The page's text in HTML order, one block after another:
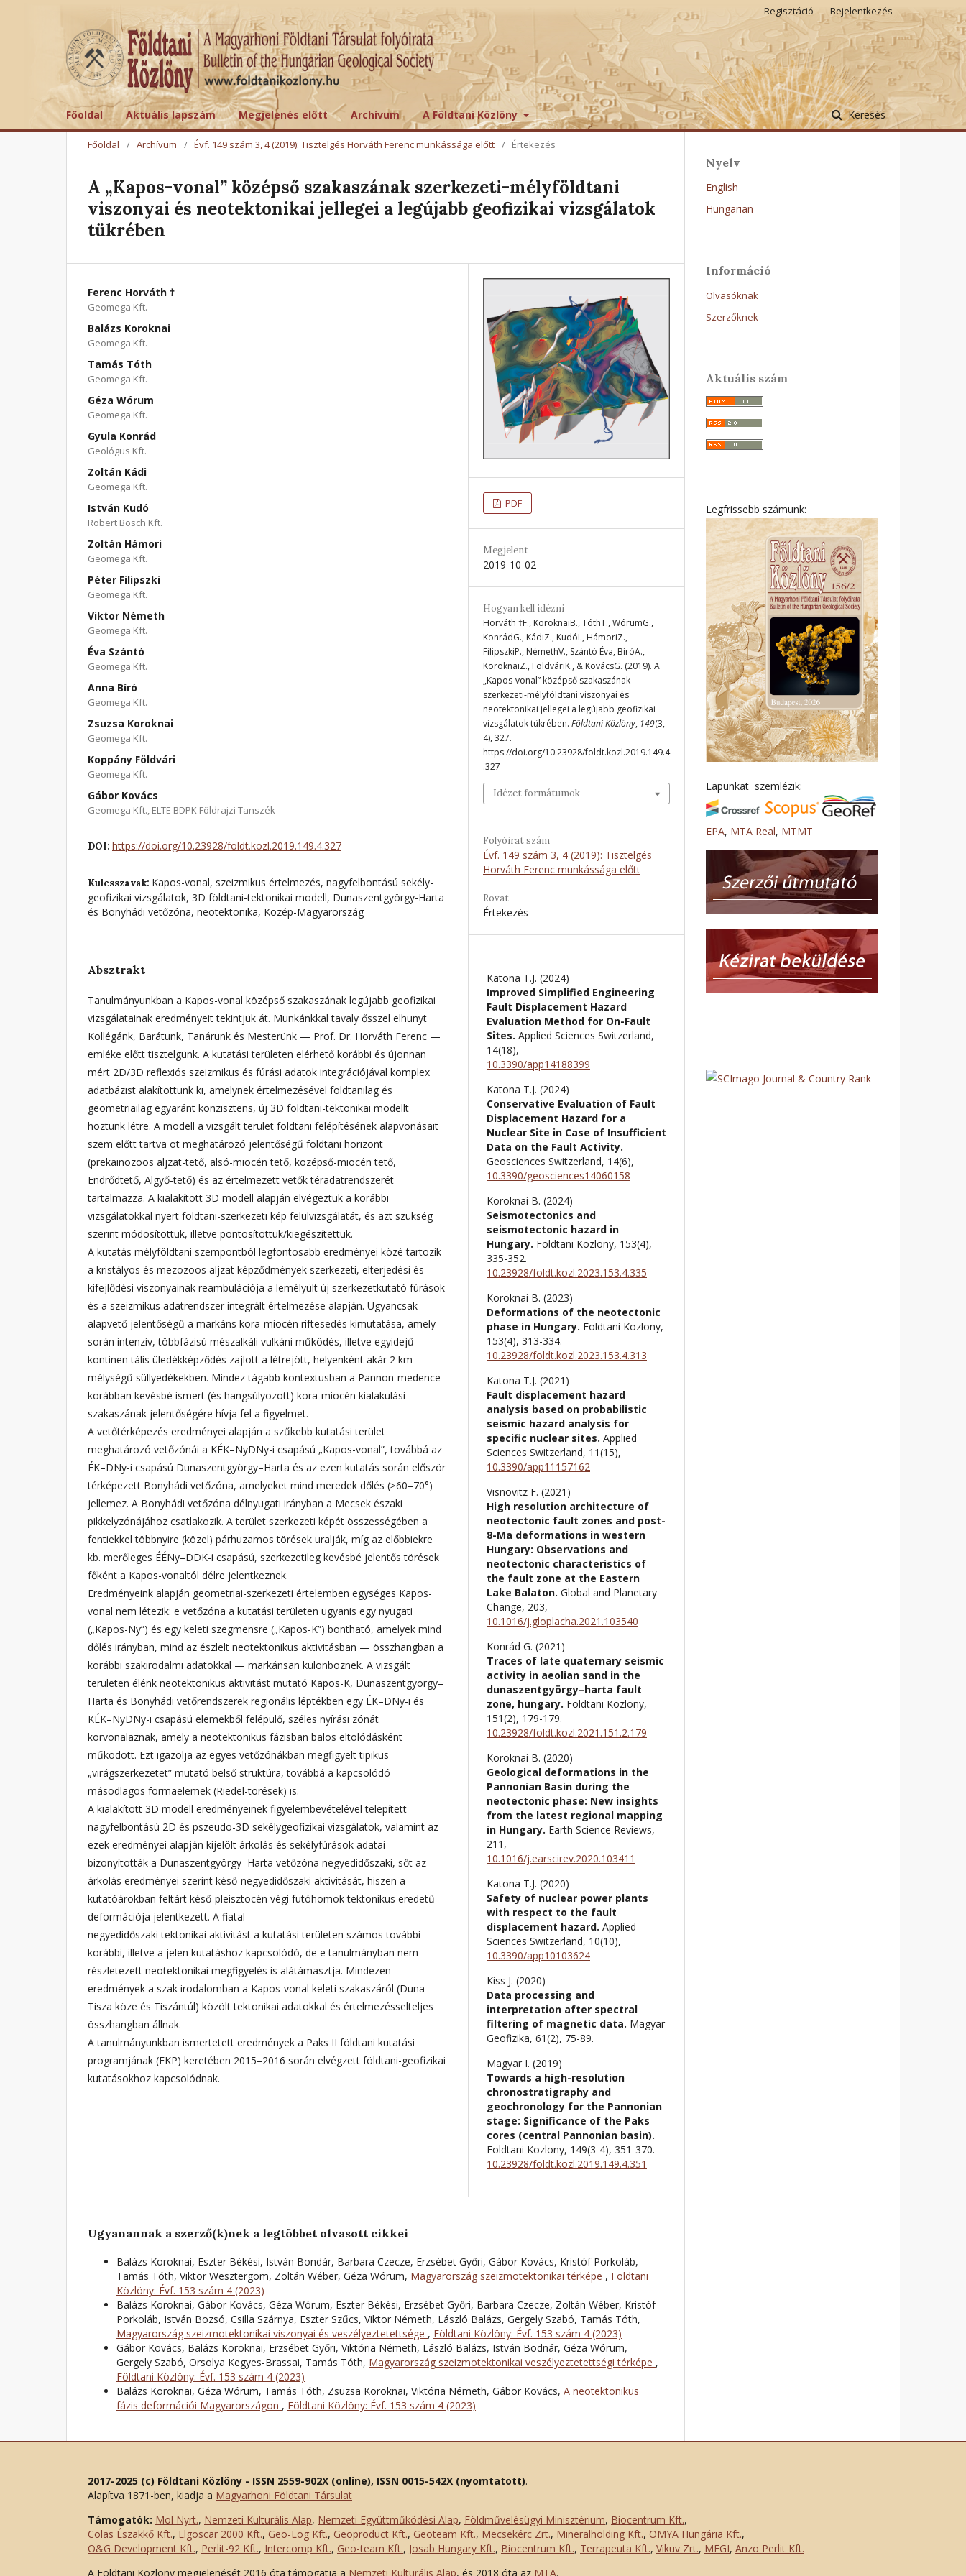
Főoldal Aktuális lapszám Megjelenés előtt Archívum A Földtani Közlöny Keresés
Regisztáció Bejelentkezés
Főoldal / Archívum / Évf. 149 szám 3, 4 (2019): Tisztelgés Horváth Ferenc munkássága előtt / Értekezés
A „Kapos-vonal” középső szakaszának szerkezeti-mélyföldtani
viszonyai és neotektonikai jellegei a legújabb geofizikai vizsgálatok
tükrében
Ferenc Horváth †
Geomega Kft.
Balázs Koroknai
Geomega Kft.
Tamás Tóth
Geomega Kft.
Géza Wórum
Geomega Kft.
Gyula Konrád
Geológus Kft.
Zoltán Kádi
Geomega Kft.
István Kudó
Robert Bosch Kft.
Zoltán Hámori
Geomega Kft.
Péter Filipszki
Geomega Kft.
Viktor Németh
Geomega Kft.
Éva Szántó
Geomega Kft.
Anna Bíró
Geomega Kft.
Zsuzsa Koroknai
Geomega Kft.
Koppány Földvári
Geomega Kft.
Gábor Kovács
Geomega Kft., ELTE BDPK Földrajzi Tanszék
DOI: https://doi.org/10.23928/foldt.kozl.2019.149.4.327
Kulcsszavak: Kapos-vonal, szeizmikus értelmezés, nagyfelbontású sekély-
geofizikai vizsgálatok, 3D földtani-tektonikai modell, Dunaszentgyörgy-Harta
és Bonyhádi vetőzóna, neotektonika, Közép-Magyarország
Absztrakt
Tanulmányunkban a Kapos-vonal középső szakaszának legújabb geofizikai
vizsgálatainak eredményeit tekintjük át. Munkánkkal tavaly ősszel elhunyt
Kollégánk, Barátunk, Tanárunk és Mesterünk — Prof. Dr. Horváth Ferenc —
emléke előtt tisztelgünk. A kutatási területen elérhető korábbi és újonnan
mért 2D/3D reflexiós szeizmikus és fúrási adatok integrációjával komplex
adatbázist alakítottunk ki, amelynek értelmezésével földtanilag és
geometriailag egyaránt konzisztens, új 3D földtani-tektonikai modellt
hoztunk létre. A modell a vizsgált terület földtani felépítésének alapvonásait
szem előtt tartva öt meghatározó jelentőségű földtani horizont
(prekainozoos aljzat-tető, alsó-miocén tető, középső-miocén tető,
Endrődtető, Algyő-tető) és az értelmezett vetők téradatrendszerét
tartalmazza. A kialakított 3D modell alapján elvégeztük a korábbi
vizsgálatokkal nyert földtani-szerkezeti kép felülvizsgálatát, és azt szükség
szerint módosítottuk, illetve pontosítottuk/kiegészítettük.
A kutatás mélyföldtani szempontból legfontosabb eredményei közé tartozik
a kristályos és mezozoos aljzat képződmények szerkezeti, elterjedési és
kifejlődési viszonyainak reambulációja a lemélyült új szerkezetkutató fúrások
és a szeizmikus adatrendszer integrált értelmezése alapján. Ugyancsak
alapvető jelentőségű a markáns kora-miocén riftesedés kimutatása, amely
során intenzív, többfázisú mészalkáli vulkáni működés, illetve egyidejű
kontinen tális üledékképződés zajlott a létrejött, helyenként akár 2 km
mélységű süllyedékekben. Mindez tágabb kontextusban a Pannon-medence
korábban kevésbé ismert (és hangsúlyozott) kora-miocén kialakulási
szakaszának jelentőségére hívja fel a figyelmet.
A vetőtérképezés eredményei alapján a szűkebb kutatási terület
meghatározó vetőzónái a KÉK–NyDNy-i csapású „Kapos-vonal”, továbbá az
ÉK–DNy-i csapású Dunaszentgyörgy–Harta és az ezen kutatás során először
térképezett Bonyhádi vetőzóna, amelyeket mind meredek dőlés (≥60–70°)
jellemez. A Bonyhádi vetőzóna délnyugati irányban a Mecsek északi
pikkelyzónájához csatlakozik. A terület szerkezeti képét összességében a
fentiekkel többnyire (közel) párhuzamos törések uralják, míg az előbbiekre
kb. merőleges ÉÉNy–DDK-i csapású, szerkezetileg kevésbé jelentős törések
főként a Kapos-vonaltól délre jelentkeznek.
Eredményeink alapján geometriai-szerkezeti értelemben egységes Kapos-
vonal nem létezik: e vetőzóna a kutatási területen ugyanis egy nyugati
(„Kapos-Ny”) és egy keleti szegmensre („Kapos-K”) bontható, amelyek mind
dőlés irányban, mind az észlelt neotektonikus aktivitásban — összhangban a
korábbi szakirodalmi adatokkal — markánsan különböznek. A vizsgált
területen élénk neotektonikus aktivitást mutató Kapos-K, Dunaszentgyörgy–
Harta és Bonyhádi vetőrendszerek regionális léptékben egy ÉK–DNy-i és
KÉK–NyDNy-i csapású elemekből felépülő, széles nyírási zónát
körvonalaznak, amely a neotektonikus fázisban balos eltolódásként
működött. Ezt igazolja az egyes vetőzónákban megfigyelt tipikus
„virágszerkezetet” mutató belső struktúra, továbbá a kapcsolódó
másodlagos formaelemek (Riedel-törések) is.
A kialakított 3D modell eredményeinek figyelembevételével telepített
nagyfelbontású 2D és pszeudo-3D sekélygeofizikai vizsgálatok, valamint az
ezek eredményei alapján kijelölt árkolás és sekélyfúrások adatai
bizonyították a Dunaszentgyörgy–Harta vetőzóna negyedidőszaki, sőt az
árkolás eredményei szerint késő-negyedidőszaki aktivitását, hiszen a
kutatóárokban feltárt késő-pleisztocén végi futóhomok tektonikus eredetű
deformációja jelentkezett. A fiatal
negyedidőszaki tektonikai aktivitást a kutatási területen számos további
korábbi, illetve a jelen kutatáshoz kapcsolódó, de e tanulmányban nem
részletezett neotektonikai megfigyelés is alátámasztja. Mindezen
eredmények a szak irodalomban a Kapos-vonal keleti szakaszáról (Duna–
Tisza köze és Tiszántúl) közölt tektonikai adatokkal és értelmezésselteljes
összhangban állnak.
A tanulmányunkban ismertetett eredmények a Paks II földtani kutatási
programjának (FKP) keretében 2015–2016 során elvégzett földtani-geofizikai
kutatásokhoz kapcsolódnak.
PDF
Megjelent
2019-10-02
Hogyan kell idézni
Horváth †F., KoroknaiB., TóthT., WórumG.,
KonrádG., KádiZ., KudóI., HámoriZ.,
FilipszkiP., NémethV., Szántó Éva, BíróA.,
KoroknaiZ., FöldváriK., & KovácsG. (2019). A
„Kapos-vonal” középső szakaszának
szerkezeti-mélyföldtani viszonyai és
neotektonikai jellegei a legújabb geofizikai
vizsgálatok tükrében. Földtani Közlöny, 149(3,
4), 327.
https://doi.org/10.23928/foldt.kozl.2019.149.4
.327
Idézet formátumok
Folyóirat szám
Évf. 149 szám 3, 4 (2019): Tisztelgés
Horváth Ferenc munkássága előtt
Rovat
Értekezés
Katona T.J. (2024)
Improved Simplified Engineering
Fault Displacement Hazard
Evaluation Method for On-Fault
Sites. Applied Sciences Switzerland,
14(18),
10.3390/app14188399
Katona T.J. (2024)
Conservative Evaluation of Fault
Displacement Hazard for a
Nuclear Site in Case of Insufficient
Data on the Fault Activity.
Geosciences Switzerland, 14(6),
10.3390/geosciences14060158
Koroknai B. (2024)
Seismotectonics and
seismotectonic hazard in
Hungary. Foldtani Kozlony, 153(4),
335-352.
10.23928/foldt.kozl.2023.153.4.335
Koroknai B. (2023)
Deformations of the neotectonic
phase in Hungary. Foldtani Kozlony,
153(4), 313-334.
10.23928/foldt.kozl.2023.153.4.313
Katona T.J. (2021)
Fault displacement hazard
analysis based on probabilistic
seismic hazard analysis for
specific nuclear sites. Applied
Sciences Switzerland, 11(15),
10.3390/app11157162
Visnovitz F. (2021)
High resolution architecture of
neotectonic fault zones and post-
8-Ma deformations in western
Hungary: Observations and
neotectonic characteristics of
the fault zone at the Eastern
Lake Balaton. Global and Planetary
Change, 203,
10.1016/j.gloplacha.2021.103540
Konrád G. (2021)
Traces of late quaternary seismic
activity in aeolian sand in the
dunaszentgyörgy–harta fault
zone, hungary. Foldtani Kozlony,
151(2), 179-179.
10.23928/foldt.kozl.2021.151.2.179
Koroknai B. (2020)
Geological deformations in the
Pannonian Basin during the
neotectonic phase: New insights
from the latest regional mapping
in Hungary. Earth Science Reviews,
211 ,
10.1016/j.earscirev.2020.103411
Katona T.J. (2020)
Safety of nuclear power plants
with respect to the fault
displacement hazard. Applied
Sciences Switzerland, 10(10),
10.3390/app10103624
Kiss J. (2020)
Data processing and
interpretation after spectral
filtering of magnetic data. Magyar
Geofizika, 61(2), 75-89.
Magyar I. (2019)
Towards a high-resolution
chronostratigraphy and
geochronology for the Pannonian
stage: Significance of the Paks
cores (central Pannonian basin).
Foldtani Kozlony, 149(3-4), 351-370.
10.23928/foldt.kozl.2019.149.4.351
Ugyanannak a szerző(k)nek a legtöbbet olvasott cikkei
Balázs Koroknai, Eszter Békési, István Bondár, Barbara Czecze, Erzsébet Győri, Gábor Kovács, Kristóf Porkoláb,
Tamás Tóth, Viktor Wesztergom, Zoltán Wéber, Géza Wórum, Magyarország szeizmotektonikai térképe , Földtani
Közlöny: Évf. 153 szám 4 (2023)
Balázs Koroknai, Gábor Kovács, Géza Wórum, Eszter Békési, Erzsébet Győri, Barbara Czecze, Zoltán Wéber, Kristóf
Porkoláb, István Bozsó, Csilla Szárnya, Eszter Szűcs, Viktor Németh, László Balázs, Gergely Szabó, Tamás Tóth,
Magyarország szeizmotektonikai viszonyai és veszélyeztetettsége , Földtani Közlöny: Évf. 153 szám 4 (2023)
Gábor Kovács, Balázs Koroknai, Erzsébet Győri, Viktória Németh, László Balázs, István Bodnár, Géza Wórum,
Gergely Szabó, Orsolya Kegyes-Brassai, Tamás Tóth, Magyarország szeizmotektonikai veszélyeztetettségi térképe ,
Földtani Közlöny: Évf. 153 szám 4 (2023)
Balázs Koroknai, Géza Wórum, Tamás Tóth, Zsuzsa Koroknai, Viktória Németh, Gábor Kovács, A neotektonikus
fázis deformációi Magyarországon , Földtani Közlöny: Évf. 153 szám 4 (2023)
Nyelv
English
Hungarian
Információ
Olvasóknak
Szerzőknek
Aktuális szám
Legfrissebb számunk:
Lapunkat szemlézik:
EPA, MTA Real, MTMT
2017-2025 (c) Földtani Közlöny - ISSN 2559-902X (online), ISSN 0015-542X (nyomtatott).
Alapítva 1871-ben, kiadja a Magyarhoni Földtani Társulat
Támogatók: Mol Nyrt., Nemzeti Kulturális Alap, Nemzeti Együttműködési Alap, Földművelésügyi Minisztérium, Biocentrum Kft.,
Colas Északkő Kft., Elgoscar 2000 Kft., Geo-Log Kft., Geoproduct Kft., Geoteam Kft., Mecsekérc Zrt., Mineralholding Kft., OMYA Hungária Kft.,
O&G Development Kft., Perlit-92 Kft., Intercomp Kft., Geo-team Kft., Josab Hungary Kft., Biocentrum Kft., Terrapeuta Kft., Vikuv Zrt., MFGI, Anzo Perlit Kft.
A Földtani Közlöny megjelenését 2016 óta támogatja a Nemzeti Kulturális Alap, és 2018 óta az MTA.